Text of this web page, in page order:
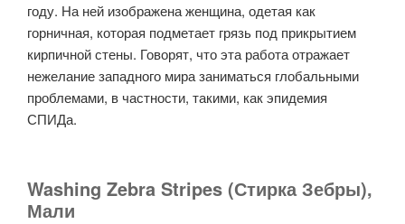
году. На ней изображена женщина, одетая как
горничная, которая подметает грязь под прикрытием
кирпичной стены. Говорят, что эта работа отражает
нежелание западного мира заниматься глобальными
проблемами, в частности, такими, как эпидемия
СПИДа.
Washing Zebra Stripes (Стирка Зебры),
Мали